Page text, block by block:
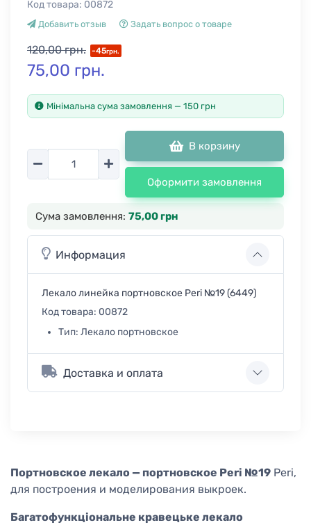
Код товара: 00872
Добавить отзыв Задать вопрос о товаре
120,00 грн. -45грн.
75,00 грн.
Мінімальна сума замовлення — 150 грн
Количество В корзину
Оформити замовлення
Сума замовлення: 75,00 грн
Информация
Лекало линейка портновское Peri №19 (6449)
Код товара: 00872
Тип: Лекало портновское
Доставка и оплата
Портновское лекало — портновское Peri №19 Peri,
для построения и моделирования выкроек.
Багатофункціональне кравецьке лекало